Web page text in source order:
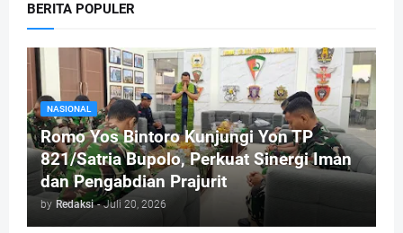
BERITA POPULER
NASIONAL
Romo Yos Bintoro Kunjungi Yon TP
821/Satria Bupolo, Perkuat Sinergi Iman
dan Pengabdian Prajurit
by Redaksi - Juli 20, 2026